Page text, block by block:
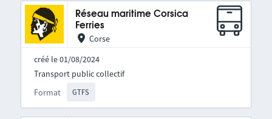
Réseau maritime Corsica
Ferries
Corse
créé le 01/08/2024
Format GTFS
Transport public collectif